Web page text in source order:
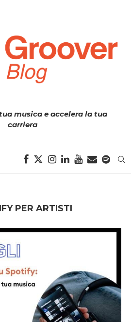
musica e accelera la tua
carriera
PER ARTISTI